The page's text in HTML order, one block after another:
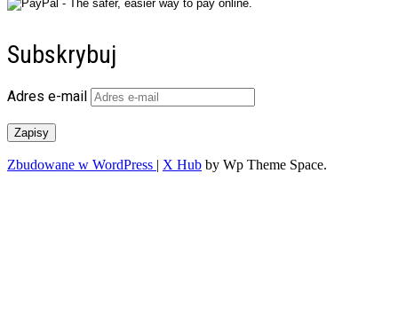
Subskrybuj
Adres e-mail
Zapisy
Zbudowane w WordPress | X Hub by Wp Theme Space.